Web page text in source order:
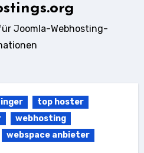
Joomla-Webhosting-
top hoster
webhosting
webspace anbieter